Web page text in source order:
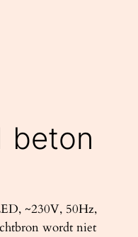
beton
~230V, 50Hz,
wordt niet